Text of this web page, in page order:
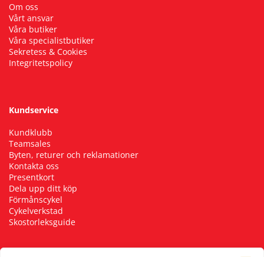
Om oss
Vårt ansvar
Våra butiker
Våra specialistbutiker
Sekretess & Cookies
Integritetspolicy
Kundservice
Kundklubb
Teamsales
Byten, returer och reklamationer
Kontakta oss
Presentkort
Dela upp ditt köp
Förmånscykel
Cykelverkstad
Skostorleksguide